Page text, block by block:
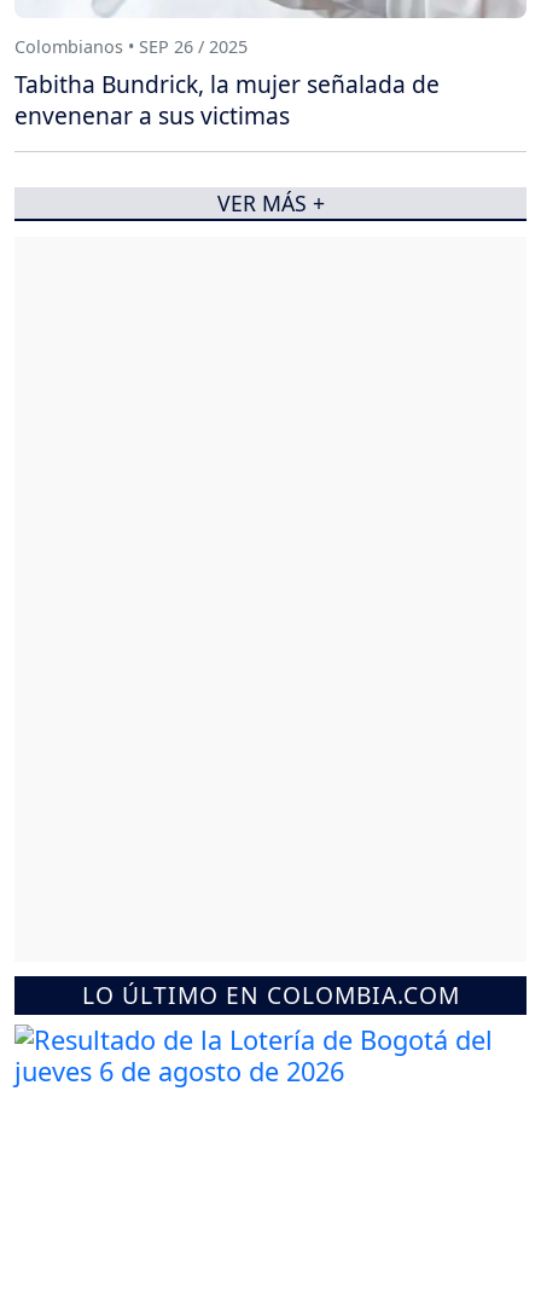
LO ÚLTIMO EN COLOMBIA.COM
Colombianos • SEP 26 / 2025
Tabitha Bundrick, la mujer señalada de
envenenar a sus victimas
VER MÁS +